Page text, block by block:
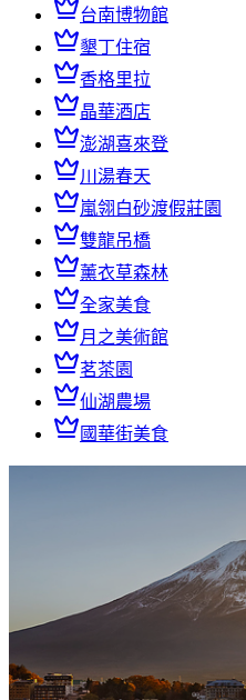
台南博物館
墾丁住宿
香格里拉
晶華酒店
澎湖喜來登
川湯春天
嵐翎白砂渡假莊園
雙龍吊橋
薰衣草森林
全家美食
月之美術館
茗茶園
仙湖農場
國華街美食